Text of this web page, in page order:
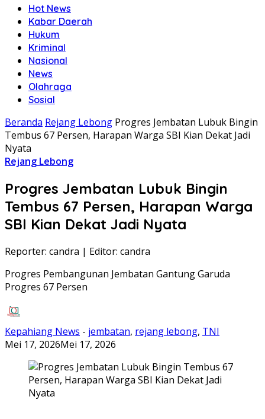
Hot News
Kabar Daerah
Hukum
Kriminal
Nasional
News
Olahraga
Sosial
Beranda Rejang Lebong Progres Jembatan Lubuk Bingin
Tembus 67 Persen, Harapan Warga SBI Kian Dekat Jadi
Nyata
Rejang Lebong
Progres Jembatan Lubuk Bingin
Tembus 67 Persen, Harapan Warga
SBI Kian Dekat Jadi Nyata
Reporter: candra | Editor: candra
Progres Pembangunan Jembatan Gantung Garuda
Progres 67 Persen
Kepahiang News - jembatan, rejang lebong, TNI
Mei 17, 2026Mei 17, 2026